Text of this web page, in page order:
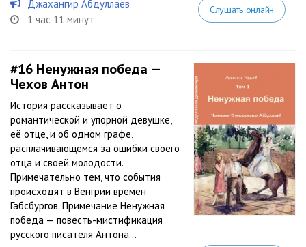
Джахангир Абдуллаев
1 час 11 минут
Слушать онлайн
#16 Ненужная победа —
Чехов Антон
История рассказывает о
романтической и упорной девушке,
её отце, и об одном графе,
расплачивающемся за ошибки своего
отца и своей молодости.
Примечательно тем, что события
происходят в Венгрии времен
Габсбургов. Примечание Ненужная
победа — повесть-мистификация
русского писателя Антона...